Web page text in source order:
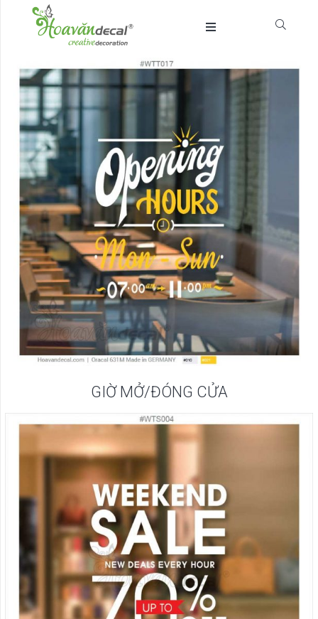
GIỜ MỞ/ĐÓNG CỬA